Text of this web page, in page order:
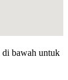
di bawah untuk